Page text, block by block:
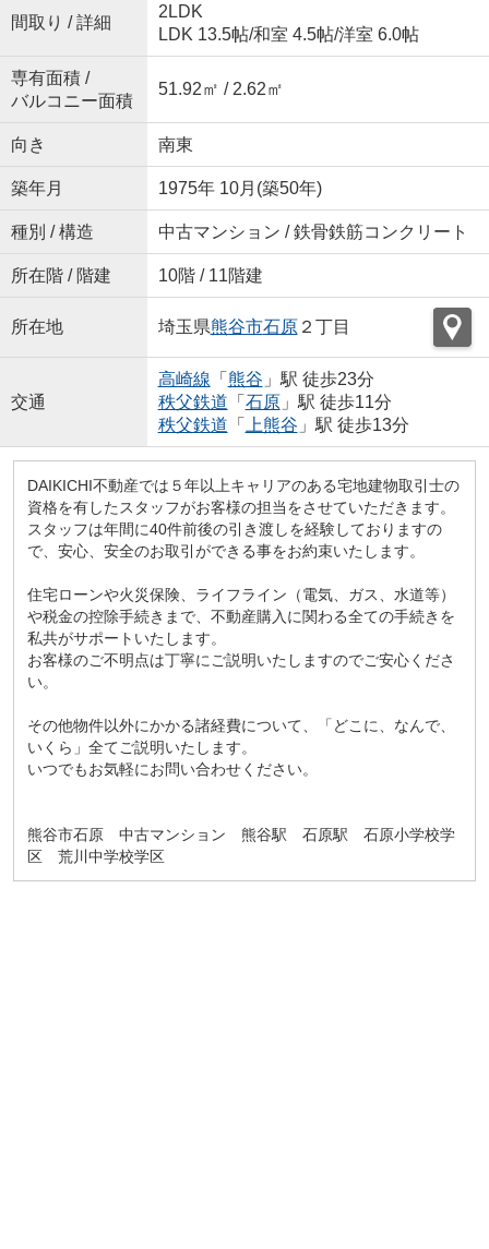
間取り / 詳細
2LDK
LDK 13.5帖/和室 4.5帖/洋室 6.0帖
専有面積 /
バルコニー面積
51.92㎡ / 2.62㎡
向き 南東
築年月 1975年 10月(築50年)
種別 / 構造 中古マンション / 鉄骨鉄筋コンクリート
所在階 / 階建 10階 / 11階建
所在地 埼玉県熊谷市石原２丁目
交通
高崎線 「 熊谷 」駅 徒歩23分
秩父鉄道 「 石原」駅 徒歩11分
秩父鉄道 「 上熊谷 」駅 徒歩13分
DAIKICHI不動産では５年以上キャリアのある宅地建物取引士の
資格を有したスタッフがお客様の担当をさせていただきます。
スタッフは年間に40件前後の引き渡しを経験しておりますの
で、安心、安全のお取引ができる事をお約束いたします。
住宅ローンや火災保険、ライフライン（電気、ガス、水道等）
や税金の控除手続きまで、不動産購入に関わる全ての手続きを
私共がサポートいたします。
お客様のご不明点は丁寧にご説明いたしますのでご安心くださ
い。
その他物件以外にかかる諸経費について、「どこに、なんで、
いくら」全てご説明いたします。
いつでもお気軽にお問い合わせください。
熊谷市石原 中古マンション 熊谷駅 石原駅 石原小学校学
区 荒川中学校学区